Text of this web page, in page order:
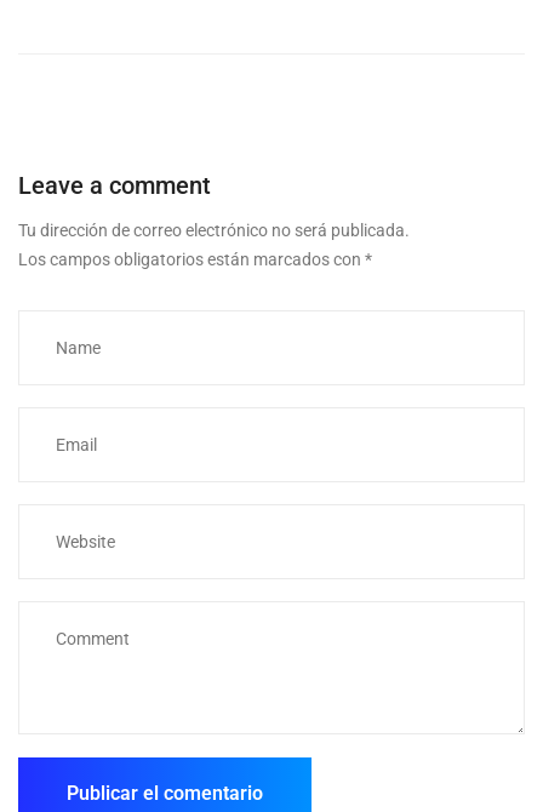
Leave a comment
Tu dirección de correo electrónico no será publicada.
Los campos obligatorios están marcados con *